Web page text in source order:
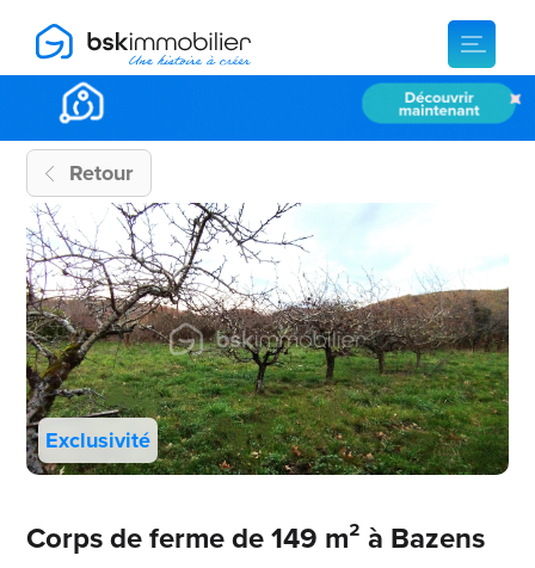
Retour
Exclusivité
Corps de ferme de 149 m² à Bazens